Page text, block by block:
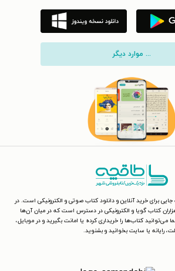
... موارد دیگر
برای خرید آنلاین و دانلود کتاب صوتی و الکترونیکی است. در
کتاب گویا و الکترونیکی در دسترس است که در میان آن‌ها
کتاب‌ها را خریداری کرده یا امانت بگیرید و در موبایل،
رایانه یا سایت بخوانید و بشنوید.